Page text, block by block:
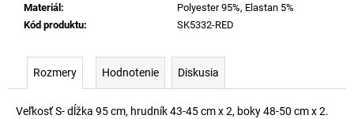
Materiál :
Polyester 95%, Elastan 5%
Kód produktu: SK5332-RED
Rozmery Hodnotenie Diskusia
Veľkosť S- dĺžka 95 cm, hrudník 43-45 cm x 2, boky 48-50 cm x 2.